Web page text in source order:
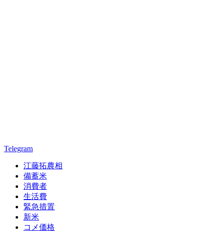
Telegram
江藤拓農相
備蓄米
消費者
生活費
緊急措置
新米
コメ価格